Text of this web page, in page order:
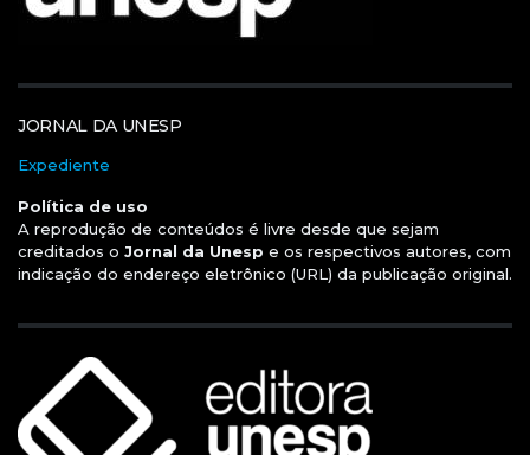
JORNAL DA UNESP
Expediente
Política de uso
A reprodução de conteúdos é livre desde que sejam
creditados o Jornal da Unesp e os respectivos autores, com
indicação do endereço eletrônico (URL) da publicação original.